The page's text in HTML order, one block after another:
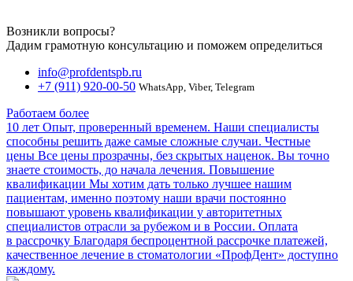
Возникли вопросы?
Дадим грамотную консультацию и поможем определиться
info@profdentspb.ru
+7 (911) 920-00-50 WhatsApp, Viber, Telegram
Работаем более
10 лет Опыт, проверенный временем. Наши специалисты
способны решить даже самые сложные случаи. Честные
цены Все цены прозрачны, без скрытых наценок. Вы точно
знаете стоимость, до начала лечения. Повышение
квалификации Мы хотим дать только лучшее нашим
пациентам, именно поэтому наши врачи постоянно
повышают уровень квалификации у авторитетных
специалистов отрасли за рубежом и в России. Оплата
в рассрочку Благодаря беспроцентной рассрочке платежей,
качественное лечение в стоматологии «ПрофДент» доступно
каждому.